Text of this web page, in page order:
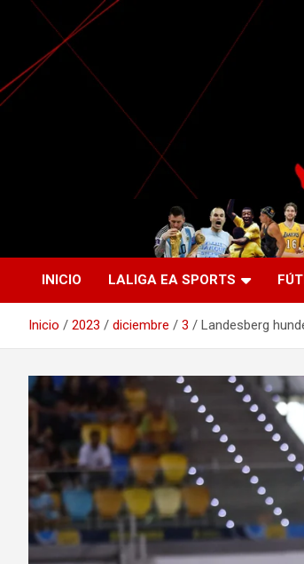
Saltar
contenido
Agente Libre
La nueva generación del periodismo deportivo.
INICIO LALIGA EA SPORTS
Inicio 2023 diciembre 3 Landesberg